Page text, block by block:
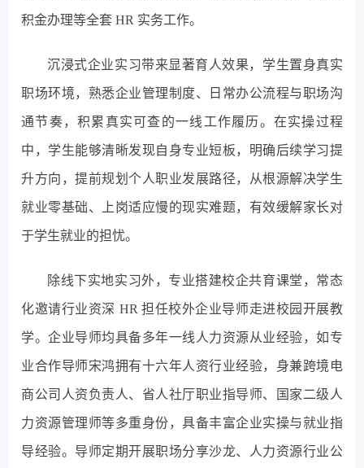
积金办理等全套 HR 实务工作。
沉浸式企业实习带来显著育人效果，学生置身真实
职场环境，熟悉企业管理制度、日常办公流程与职场沟
通节奏，积累真实可查的一线工作履历。在实操过程
中，学生能够清晰发现自身专业短板，明确后续学习提
升方向，提前规划个人职业发展路径，从根源解决学生
就业零基础、上岗适应慢的现实难题，有效缓解家长对
于学生就业的担忧。
除线下实地实习外，专业搭建校企共育课堂，常态
化邀请行业资深 HR 担任校外企业导师走进校园开展教
学。企业导师均具备多年一线人力资源从业经验，如专
业合作导师宋鸿拥有十六年人资行业经验，身兼跨境电
商公司人资负责人、省人社厅职业指导师、国家二级人
力资源管理师等多重身份，具备丰富企业实操与就业指
导经验。导师定期开展职场分享沙龙、人力资源行业公